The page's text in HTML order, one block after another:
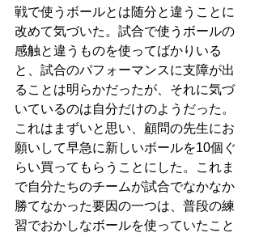
戦で使うボールとは随分と違うことに
改めて気づいた。試合で使うボールの
感触と違うものを使ってばかりいる
と、試合のパフォーマンスに支障が出
ることは明らかだったが、それに気づ
いているのは自分だけのようだった。
これはまずいと思い、顧問の先生にお
願いして早急に新しいボールを10個ぐ
らい買ってもらうことにした。これま
で自分たちのチームが試合でなかなか
勝てなかった要因の一つは、普段の練
習でおかしなボールを使っていたこと